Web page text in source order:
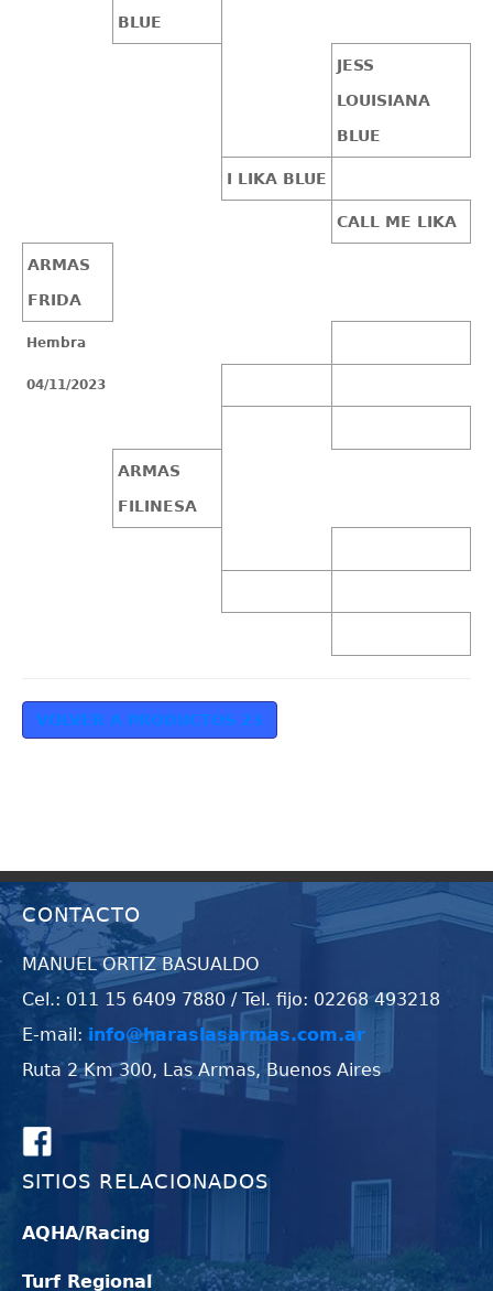
BLUE
JESS
LOUISIANA
BLUE
I LIKA BLUE
CALL ME LIKA
ARMAS
FRIDA
Hembra
04/11/2023
ARMAS
FILINESA
VOLVER A PRODUCTOS 23
CONTACTO
MANUEL ORTIZ BASUALDO
Cel.: 011 15 6409 7880 / Tel. fijo: 02268 493218
E-mail: info@haraslasarmas.com.ar
Ruta 2 Km 300, Las Armas, Buenos Aires
SITIOS RELACIONADOS
AQHA/Racing
Turf Regional